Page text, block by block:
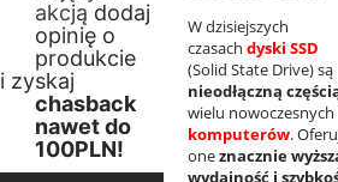
akcją dodaj
opinię o
produkcie
i zyskaj
chasback
nawet do
100PLN!
W dzisiejszych
czasach dyski SSD
(Solid State Drive) są
nieodłączną
wielu nowoczesnych
komputerów.
oneznacznie
wydajność i